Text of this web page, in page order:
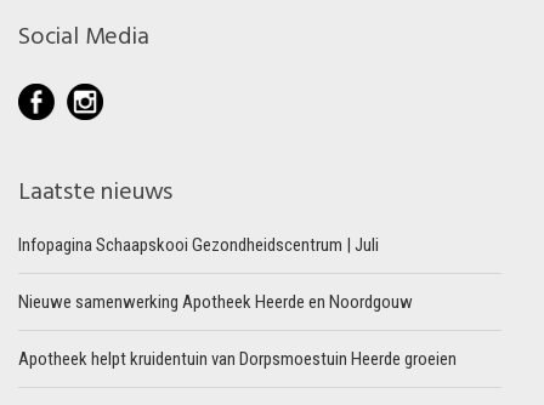
Social Media
Laatste nieuws
Infopagina Schaapskooi Gezondheidscentrum | Juli
Nieuwe samenwerking Apotheek Heerde en Noordgouw
Apotheek helpt kruidentuin van Dorpsmoestuin Heerde groeien